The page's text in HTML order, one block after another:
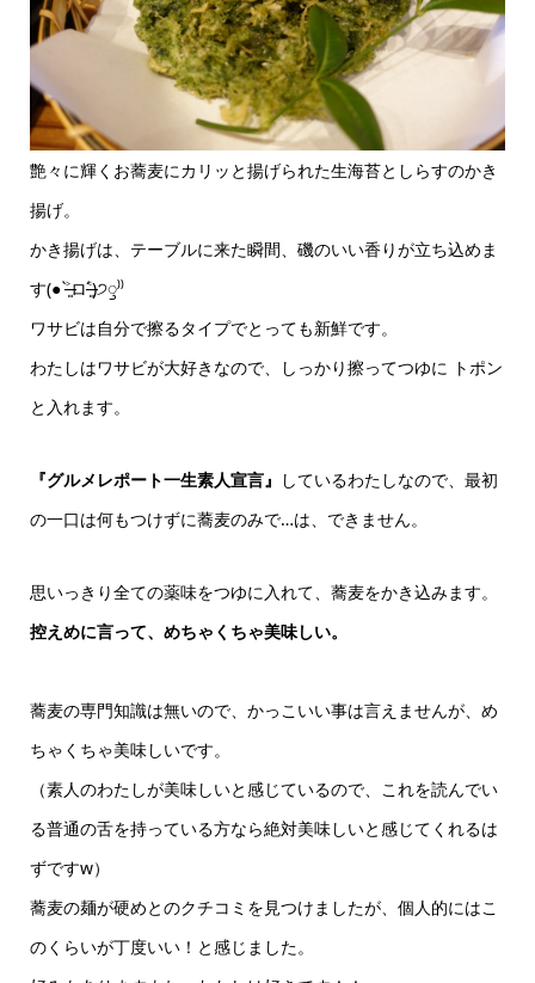
艶々に輝くお蕎麦にカリッと揚げられた生海苔としらすのかき
揚げ。
かき揚げは、テーブルに来た瞬間、磯のいい香りが立ち込めま
す(● ˃̶͈̀ロ˂̶͈́)੭ꠥ⁾⁾
ワサビは自分で擦るタイプでとっても新鮮です。
わたしはワサビが大好きなので、しっかり擦ってつゆに トポン
と入れます。
『グルメレポート一生素人宣言』 しているわたしなので、最初
の一口は何もつけずに蕎麦のみで…は、できません。
思いっきり全ての薬味をつゆに入れて、蕎麦をかき込みます。
控えめに言って、めちゃくちゃ美味しい。
蕎麦の専門知識は無いので、かっこいい事は言えませんが、め
ちゃくちゃ美味しいです。
（素人のわたしが美味しいと感じているので、これを読んでい
る普通の舌を持っている方なら絶対美味しいと感じてくれるは
ずですw）
蕎麦の麺が硬めとのクチコミを見つけましたが、個人的にはこ
のくらいが丁度いい！と感じました。